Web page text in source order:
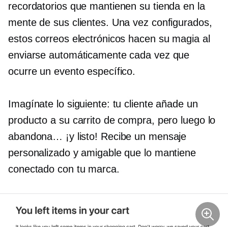
recordatorios que mantienen su tienda en la
mente de sus clientes. Una vez configurados,
estos correos electrónicos hacen su magia al
enviarse automáticamente cada vez que
ocurre un evento específico.
Imagínate lo siguiente: tu cliente añade un
producto a su carrito de compra, pero luego lo
abandona… ¡y listo! Recibe un mensaje
personalizado y amigable que lo mantiene
conectado con tu marca.